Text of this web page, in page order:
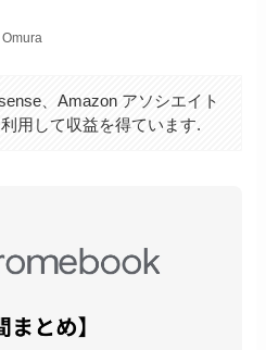
、Amazon アソシエイト
用して収益を得ています.